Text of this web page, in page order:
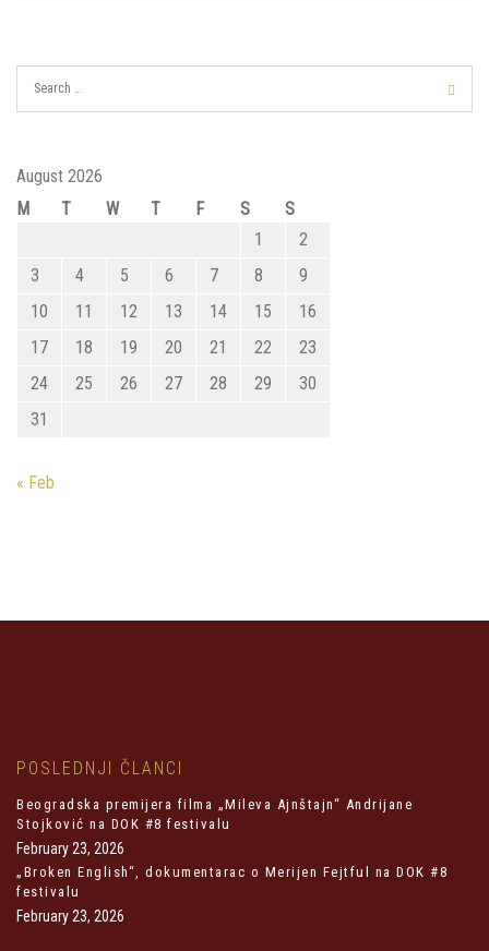
August 2026
M
T W T F S
S
1
2
3
4 5 6 7 8
9
10
11 12 13 14 15
16
17
18 19 20 21 22
23
24
25 26 27 28 29
30
31
« Feb
POSLEDNJI ČLANCI
Beogradska premijera filma „Mileva Ajnštajn“ Andrijane
Stojković na DOK #8 festivalu
February 23, 2026
„Broken English“, dokumentarac o Merijen Fejtful na DOK #8
festivalu
February 23, 2026